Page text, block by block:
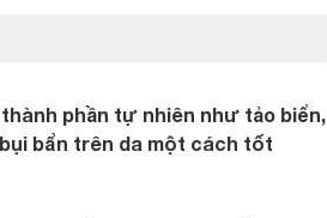
phần tự nhiên như tảo biển,
bẩn trên da một cách tốt